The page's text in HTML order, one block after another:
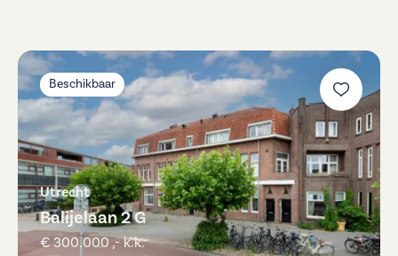
Beschikbaar
Utrecht
Balijelaan 2 G
€ 300.000 ,- k.k.